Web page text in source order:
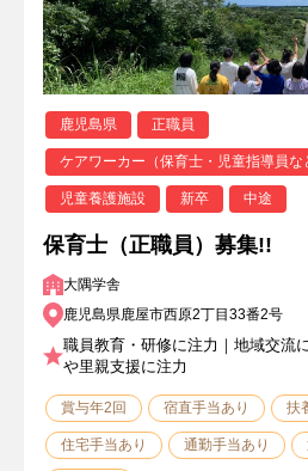
鹿児島県 正職員
ケアワーカー（保育士・児童指導員な
児童養護施設 新卒 中途
保育士（正職員）募集!!
大隅学舎
鹿児島県鹿屋市西原2丁目33番2号
職員教育・研修に注力｜地域交流
や里親支援に注力
賞与年2回 宿直手当あり 扶
住宅手当あり 通勤手当あり